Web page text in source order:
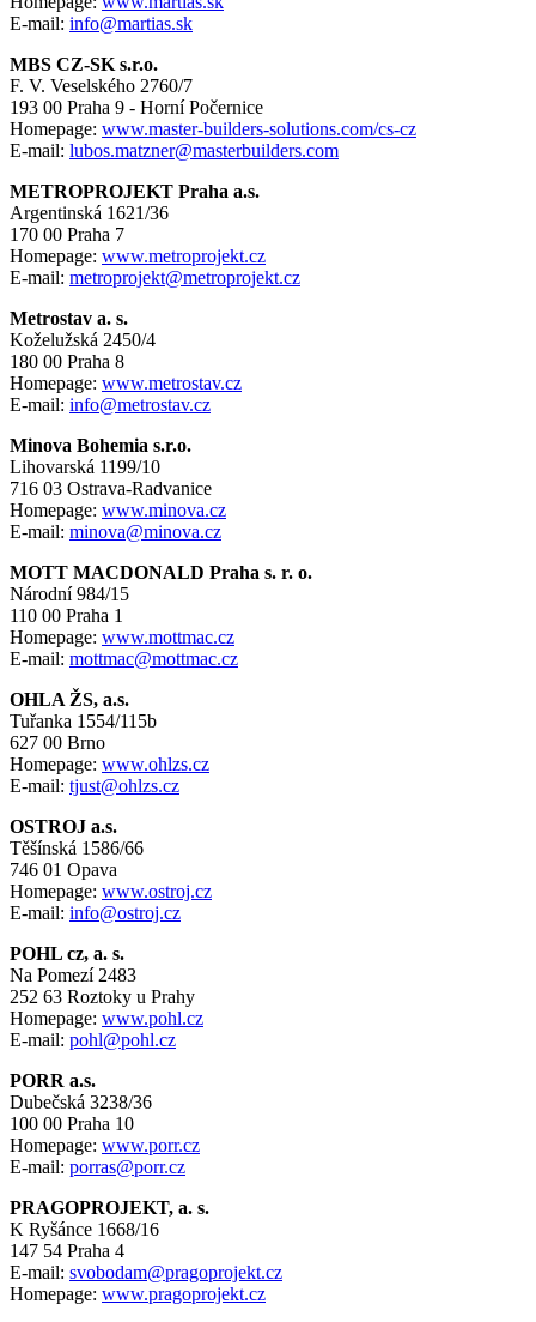
E-mail: info@martias.sk
MBS CZ-SK s.r.o.
F. V. Veselského 2760/7
193 00 Praha 9 - Horní Počernice
Homepage: www.master-builders-solutions.com/cs-cz
E-mail: lubos.matzner@masterbuilders.com
METROPROJEKT Praha a.s.
Argentinská 1621/36
170 00 Praha 7
Homepage: www.metroprojekt.cz
E-mail: metroprojekt@metroprojekt.cz
Metrostav a. s.
Koželužská 2450/4
180 00 Praha 8
Homepage: www.metrostav.cz
E-mail: info@metrostav.cz
Minova Bohemia s.r.o.
Lihovarská 1199/10
716 03 Ostrava-Radvanice
Homepage: www.minova.cz
E-mail: minova@minova.cz
MOTT MACDONALD Praha s. r. o.
Národní 984/15
110 00 Praha 1
Homepage: www.mottmac.cz
E-mail: mottmac@mottmac.cz
OHLA ŽS, a.s.
Tuřanka 1554/115b
627 00 Brno
Homepage: www.ohlzs.cz
E-mail: tjust@ohlzs.cz
OSTROJ a.s.
Těšínská 1586/66
746 01 Opava
Homepage: www.ostroj.cz
E-mail: info@ostroj.cz
POHL cz, a. s.
Na Pomezí 2483
252 63 Roztoky u Prahy
Homepage: www.pohl.cz
E-mail: pohl@pohl.cz
PORR a.s.
Dubečská 3238/36
100 00 Praha 10
Homepage: www.porr.cz
E-mail: porras@porr.cz
PRAGOPROJEKT, a. s.
K Ryšánce 1668/16
147 54 Praha 4
E-mail: svobodam@pragoprojekt.cz
Homepage: www.pragoprojekt.cz